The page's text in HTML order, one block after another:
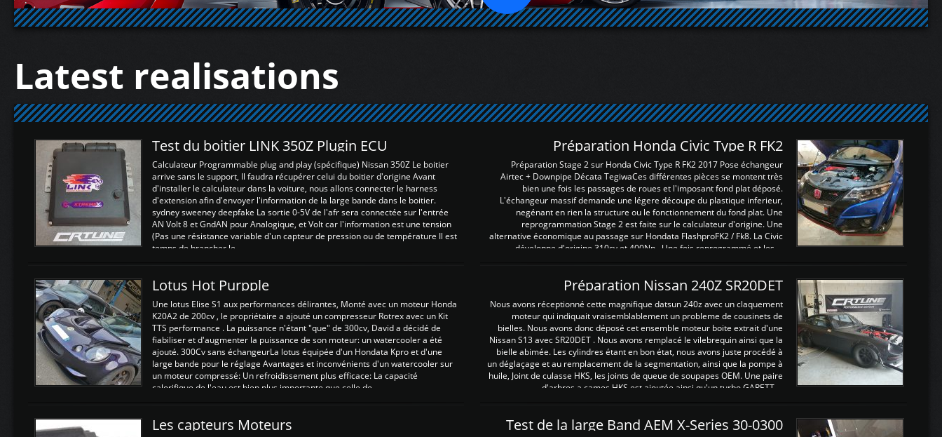
Latest realisations
Test du boitier LINK 350Z Plugin ECU
Calculateur Programmable plug and play (spécifique) Nissan 350Z Le boitier
arrive sans le support, Il faudra récupérer celui du boitier d'origine Avant
d'installer le calculateur dans la voiture, nous allons connecter le harness
d'extension afin d'envoyer l'information de la large bande dans le boitier.
sydney sweeney deepfake La sortie 0-5V de l'afr sera connectée sur l'entrée
AN Volt 8 et GndAN pour Analogique, et Volt car l'information est une tension
(Pas une résistance variable d'un capteur de pression ou de température Il est
temps de brancher le ...
Préparation Honda Civic Type R FK2
Préparation Stage 2 sur Honda Civic Type R FK2 2017 Pose échangeur
Airtec + Downpipe Décata TegiwaCes différentes pièces se montent très
bien une fois les passages de roues et l'imposant fond plat déposé.
L'échangeur massif demande une légere découpe du plastique inferieur,
negénant en rien la structure ou le fonctionnement du fond plat. Une
reprogrammation Stage 2 est faite sur le calculateur d'origine. Une
alternative économique au passage sur Hondata FlashproFK2 / Fk8. La Civic
développe d'origine 310cv et 400Nn , Une fois reprogrammé et les ...
Lotus Hot Purpple
Une lotus Elise S1 aux performances délirantes, Monté avec un moteur Honda
K20A2 de 200cv , le propriétaire a ajouté un compresseur Rotrex avec un Kit
TTS performance . La puissance n'étant "que" de 300cv, David a décidé de
fiabiliser et d'augmenter la puissance de son moteur: un watercooler a été
ajouté. 300Cv sans échangeurLa lotus équipée d'un Hondata Kpro et d'une
large bande pour le réglage Avantages et inconvénients d'un watercooler sur
un moteur compressé: Un refroidissement plus efficace: La capacité
calorifique de l'eau est bien plus importante que celle de ...
Préparation Nissan 240Z SR20DET
Nous avons réceptionné cette magnifique datsun 240z avec un claquement
moteur qui indiquait vraisemblablement un probleme de cousinets de
bielles. Nous avons donc déposé cet ensemble moteur boite extrait d'une
Nissan S13 avec SR20DET . Nous avons remplacé le vilebrequin ainsi que la
bielle abimée. Les cylindres étant en bon état, nous avons juste procédé à
un déglaçage et au remplacement de la segmentation, ainsi que la pompe à
huile, Joint de culasse HKS, les joints de queue de soupapes OEM. Une paire
d'arbres a cames HKS est ajoutée ainsi qu'un turbo GARETT ...
Les capteurs Moteurs Test de la large Band AEM X-Series 30-0300